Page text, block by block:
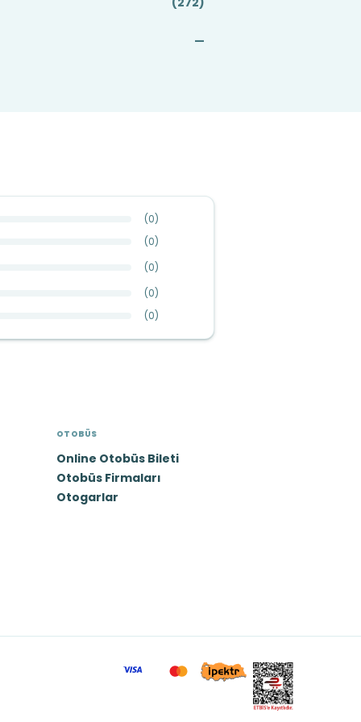
—
(0)
(0)
(0)
(0)
(0)
OTOBÜS
Online Otobüs Bileti
Otobüs Firmaları
Otogarlar